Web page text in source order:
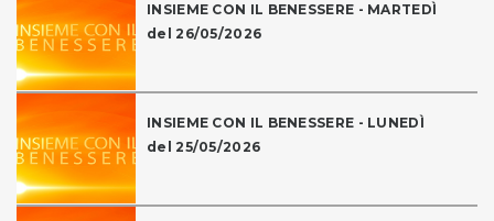
INSIEME CON IL BENESSERE - MARTEDÌ
del 26/05/2026
INSIEME CON IL BENESSERE - LUNEDÌ
del 25/05/2026